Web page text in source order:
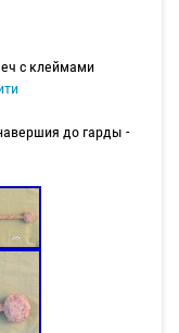
с клеймами
до гарды -